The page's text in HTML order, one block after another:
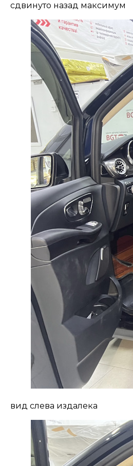
сдвинуто назад максимум
вид слева издалека